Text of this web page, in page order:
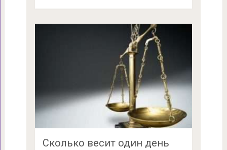
Сколько весит один день